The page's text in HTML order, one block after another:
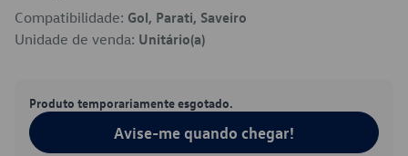
Compatibilidade: Gol, Parati, Saveiro
Unidade de venda: Unitário(a)
Produto temporariamente esgotado.
Avise-me quando chegar!